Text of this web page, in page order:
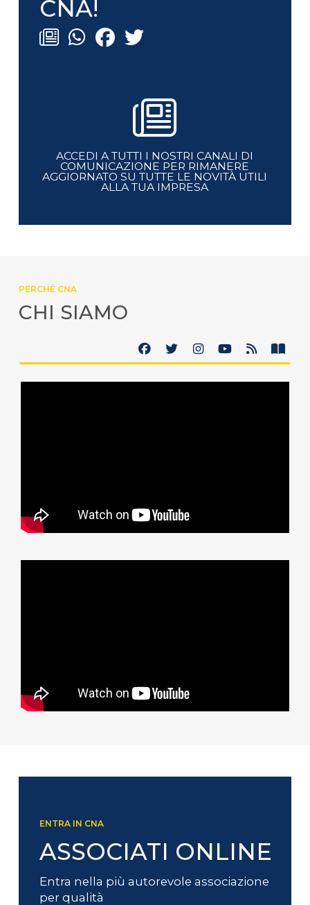
CNA!
ACCEDI A TUTTI I NOSTRI CANALI DI
COMUNICAZIONE PER RIMANERE
AGGIORNATO SU TUTTE LE NOVITÀ UTILI
ALLA TUA IMPRESA
PERCHÉ CNA
CHI SIAMO
ENTRA IN CNA
ASSOCIATI ONLINE
Entra nella più autorevole associazione
per qualità